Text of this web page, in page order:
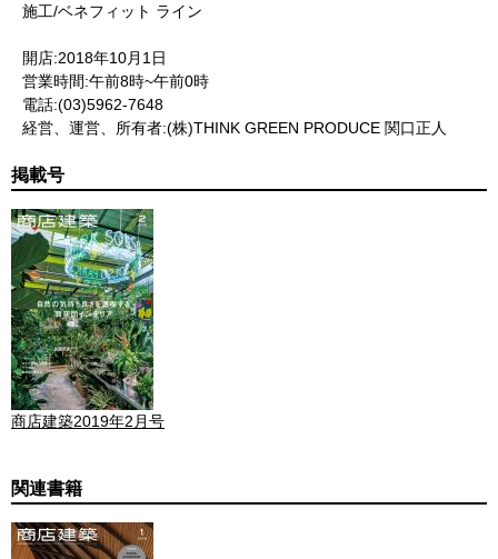
施工/ベネフィット ライン
開店:2018年10月1日
営業時間:午前8時~午前0時
電話:(03)5962-7648
経営、運営、所有者:(株)THINK GREEN PRODUCE 関口正人
掲載号
商店建築2019年2月号
関連書籍